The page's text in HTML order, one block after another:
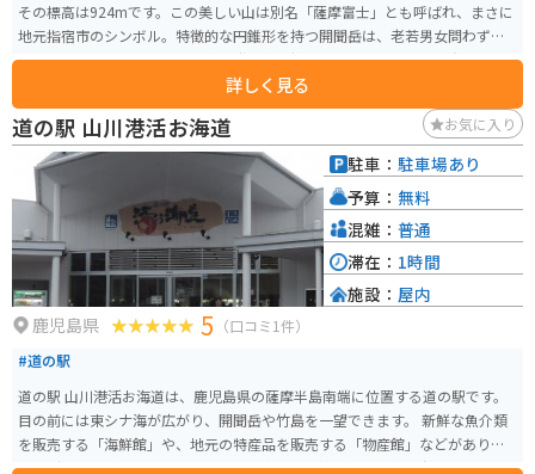
その標高は924mです。この美しい山は別名「薩摩富士」とも呼ばれ、まさに
地元指宿市のシンボル。特徴的な円錐形を持つ開聞岳は、老若男女問わず登
山しやすいゆるやかならせん状の登山道を持ち、その頂上からは霧島、屋久
島、鹿児島の観光名所を一望することができます。 開聞岳は、玄武岩の成層
火山の頂部に安山岩の溶岩ドームが存在する二重式の活火山で、その山形は
どこから見ても整った円錐形を保っています。この山は海に面していて、長崎
鼻から見ると、まるで海に浮かんでいるかのように見えます。 この山は、太
平洋戦争時に特攻隊が故郷や家族への別れを告げる場所となった歴史を持
ち、その美しい姿と絡めて語られることがあります。登山道の全長は片道約5
kmで、標高の割には体力を使う山ですが、頂上までは約3時間、下山には約2
時間30分を目安に登ることができます。開聞岳は、「眺めても、登っても」
人気の高い山として、多くの登山者に親しまれています。
詳しく見る
道の駅 山川港活お海道 お気に入り
鹿児島県 5 （口コミ1件）
#道の駅
道の駅 山川港活お海道は、鹿児島県の薩摩半島南端に位置する道の駅です。
目の前には東シナ海が広がり、開聞岳や竹島を一望できます。 新鮮な魚介類
を販売する「海鮮館」や、地元の特産品を販売する「物産館」などがあり、
地元グルメを楽しむことができます。中でも、枕崎鰹節は鹿児島を代表する
駐車： 駐車場あり
予算： 無料
混雑： 普通
滞在： 1時間
施設： 屋内